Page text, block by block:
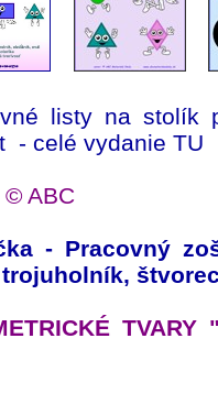
listy na stolík
- celé vydanie TU
© ABC
- Pracovný